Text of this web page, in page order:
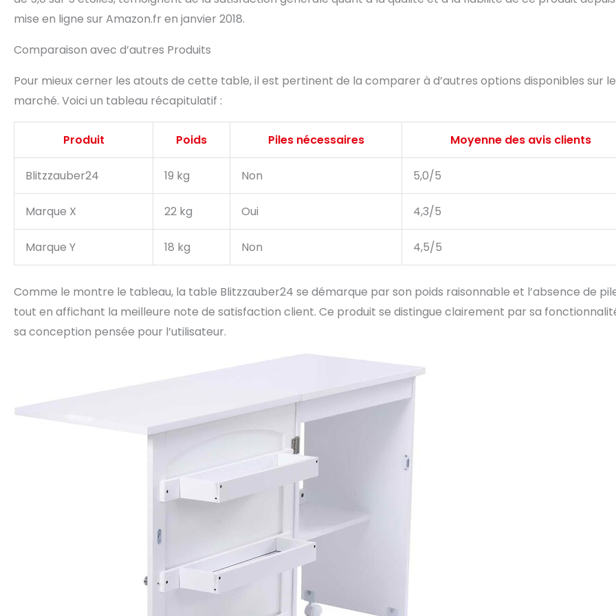
mise en ligne sur Amazon.fr en janvier 2018.
Comparaison avec d’autres Produits
Pour mieux cerner les atouts de cette table, il est pertinent de la comparer à d’autres options disponibles sur le
marché. Voici un tableau récapitulatif :
Produit Poids Piles nécessaires Moyenne des avis clients
Blitzzauber24 19 kg Non 5,0/5
Marque X 22 kg Oui 4,3/5
Marque Y 18 kg Non 4,5/5
Comme le montre le tableau, la table Blitzzauber24 se démarque par son poids raisonnable et l’absence de
tout en affichant la meilleure note de satisfaction client. Ce produit se distingue clairement par sa
sa conception pensée pour l’utilisateur.